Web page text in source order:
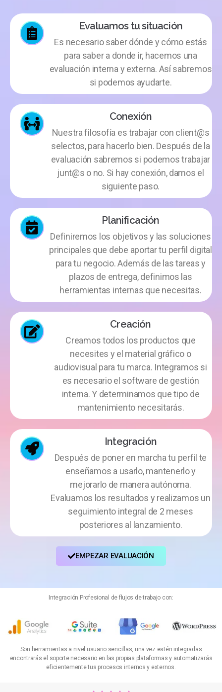
Evaluamos tu situación
Es necesario saber dónde y cómo estás
para saber a donde ir, hacemos una
evaluación interna y externa. Así sabremos
si podemos ayudarte.
Conexión
Nuestra filosofía es trabajar con client@s
selectos, para hacerlo bien. Después de la
evaluación sabremos si podemos trabajar
junt@s o no. Si hay conexión, damos el
siguiente paso.
Planificación
Definiremos los objetivos y las soluciones
principales que debe aportar tu perfil digital
para tu negocio. Además de las tareas y
plazos de entrega, definimos las
herramientas internas que necesitas.
Creación
Creamos todos los productos que
necesites y el material gráfico o
audiovisual para tu marca. Integramos si
es necesario el software de gestión
interna. Y determinamos que tipo de
mantenimiento necesitarás.
Integración
Después de poner en marcha tu perfil te
enseñamos a usarlo, mantenerlo y
mejorarlo de manera autónoma.
Evaluamos los resultados y realizamos un
seguimiento integral de 2 meses
posteriores al lanzamiento.
EMPEZAR EVALUACIÓN
Integración Profesional de flujos de trabajo con:
Son herramientas a nivel usuario sencillas, una vez estén integradas
encontrarás el soporte necesario en las propias plataformas y automatizarás
eficientemente tus procesos internos y externos.